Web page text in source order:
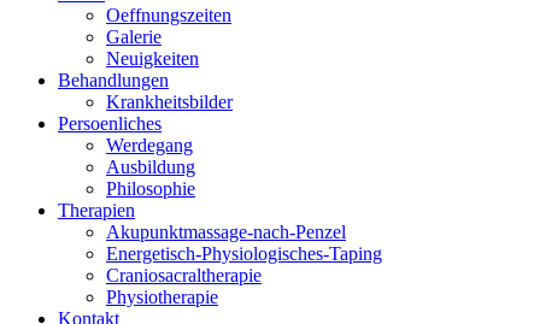
Oeffnungszeiten
Galerie
Neuigkeiten
Behandlungen
Krankheitsbilder
Persoenliches
Werdegang
Ausbildung
Philosophie
Therapien
Akupunktmassage-nach-Penzel
Energetisch-Physiologisches-Taping
Craniosacraltherapie
Physiotherapie
Kontakt